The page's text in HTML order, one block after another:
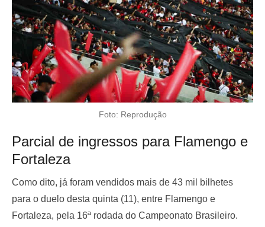
Foto: Reprodução
Parcial de ingressos para Flamengo e
Fortaleza
Como dito, já foram vendidos mais de 43 mil bilhetes
para o duelo desta quinta (11), entre Flamengo e
Fortaleza, pela 16ª rodada do Campeonato Brasileiro.